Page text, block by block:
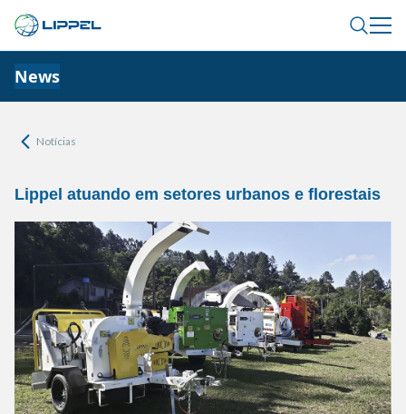
News
Notícias
Lippel atuando em setores urbanos e florestais